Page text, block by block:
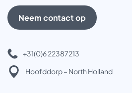
Neem contact op
+31(0)6 22387213
Hoofddorp – North Holland